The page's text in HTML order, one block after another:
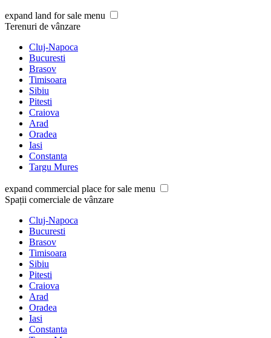
expand land for sale menu
Terenuri de vânzare
Cluj-Napoca
Bucuresti
Brasov
Timisoara
Sibiu
Pitesti
Craiova
Arad
Oradea
Iasi
Constanta
Targu Mures
expand commercial place for sale menu
Spații comerciale de vânzare
Cluj-Napoca
Bucuresti
Brasov
Timisoara
Sibiu
Pitesti
Craiova
Arad
Oradea
Iasi
Constanta